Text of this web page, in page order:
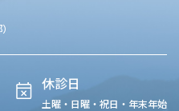
休診日
土曜・日曜・祝日・年末年始